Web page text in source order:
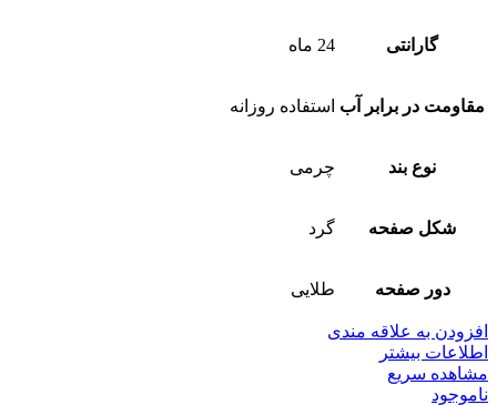
گارانتی 24 ماه
مقاومت در برابر آب استفاده روزانه
نوع بند چرمی
شکل صفحه گرد
دور صفحه طلایی
افزودن به علاقه مندی
اطلاعات بیشتر
مشاهده سریع
ناموجود